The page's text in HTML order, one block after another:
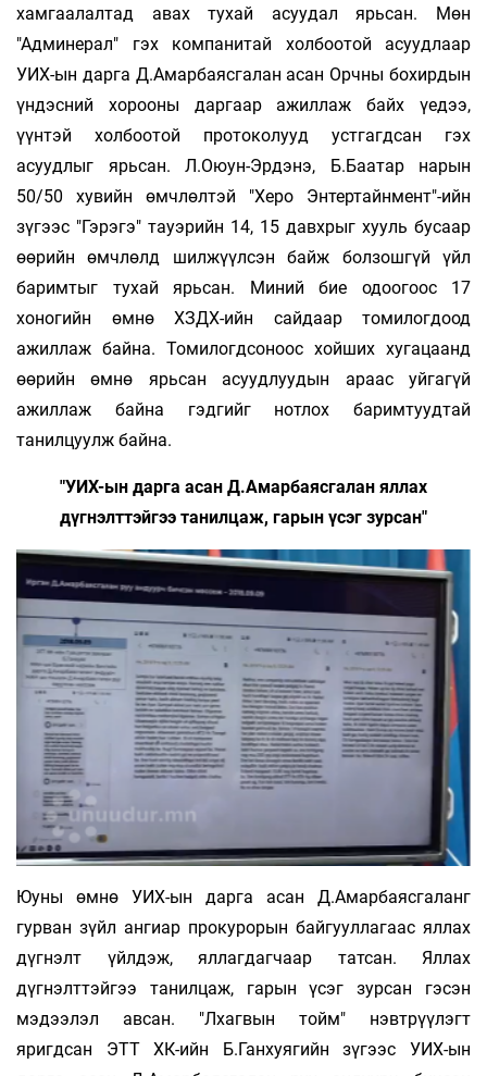
хамгаалалтад авах тухай асуудал ярьсан. Мөн
"Админерал" гэх компанитай холбоотой асуудлаар
УИХ-ын дарга Д.Амарбаясгалан асан Орчны бохирдын
үндэсний хорооны даргаар ажиллаж байх үедээ,
үүнтэй холбоотой протоколууд устгагдсан гэх
асуудлыг ярьсан. Л.Оюун-Эрдэнэ, Б.Баатар нарын
50/50 хувийн өмчлөлтэй "Херо Энтертайнмент"-ийн
зүгээс "Гэрэгэ" тауэрийн 14, 15 давхрыг хууль бусаар
өөрийн өмчлөлд шилжүүлсэн байж болзошгүй үйл
баримтыг тухай ярьсан. Миний бие одоогоос 17
хоногийн өмнө ХЗДХ-ийн сайдаар томилогдоод
ажиллаж байна. Томилогдсоноос хойших хугацаанд
өөрийн өмнө ярьсан асуудлуудын араас уйгагүй
ажиллаж байна гэдгийг нотлох баримтуудтай
танилцуулж байна.
"УИХ-ын дарга асан Д.Амарбаясгалан яллах
дүгнэлттэйгээ танилцаж, гарын үсэг зурсан"
Юуны өмнө УИХ-ын дарга асан Д.Амарбаясгаланг
гурван зүйл ангиар прокурорын байгууллагаас яллах
дүгнэлт үйлдэж, яллагдагчаар татсан. Яллах
дүгнэлттэйгээ танилцаж, гарын үсэг зурсан гэсэн
мэдээлэл авсан. "Лхагвын тойм" нэвтрүүлэгт
яригдсан ЭТТ ХК-ийн Б.Ганхуягийн зүгээс УИХ-ын